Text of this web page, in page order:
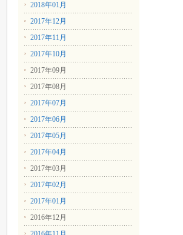
2018年01月
2017年12月
2017年11月
2017年10月
2017年09月
2017年08月
2017年07月
2017年06月
2017年05月
2017年04月
2017年03月
2017年02月
2017年01月
2016年12月